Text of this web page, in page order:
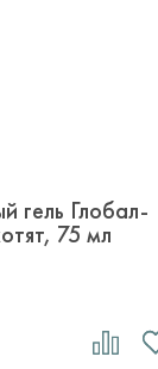
гель Глобал-
75 мл